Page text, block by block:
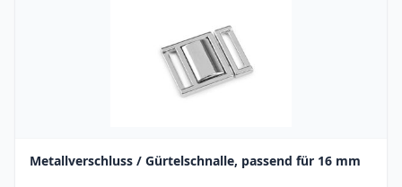
Metallverschluss / Gürtelschnalle, passend für 16 mm